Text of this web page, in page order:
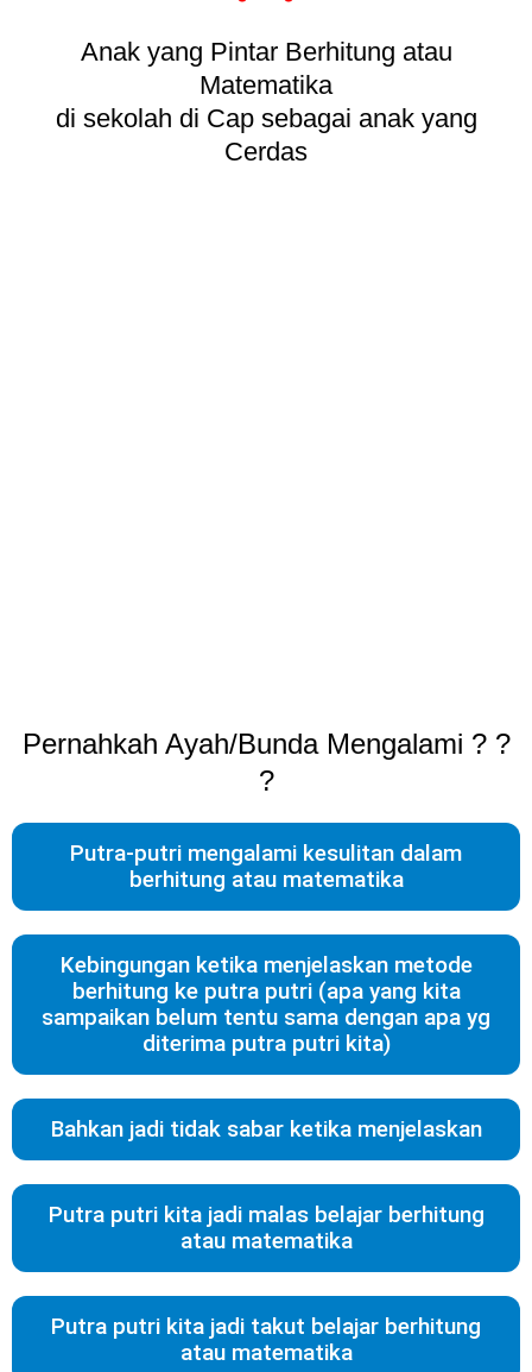
Anak yang Pintar Berhitung atau
Matematika
di sekolah di Cap sebagai anak yang
Cerdas
Pernahkah Ayah/Bunda Mengalami ? ?
?
Putra-putri mengalami kesulitan dalam
berhitung atau matematika
Kebingungan ketika menjelaskan metode
berhitung ke putra putri (apa yang kita
sampaikan belum tentu sama dengan apa yg
diterima putra putri kita)
Bahkan jadi tidak sabar ketika menjelaskan
Putra putri kita jadi malas belajar berhitung
atau matematika
Putra putri kita jadi takut belajar berhitung
atau matematika